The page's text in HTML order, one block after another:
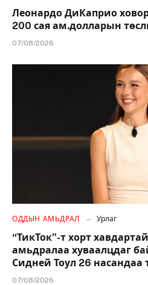
Леонардо ДиКаприо
200 сая ам.долларын
07/08/2026
ОДДЫН АМЬДРАЛ Урлаг
“ТикТок”-т хорт
амьдралаа хуваалцдаг
Сидней Тоул 26 насандаа
07/08/2026